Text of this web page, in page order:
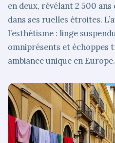
en deux, révélant 2 500 ans
dans ses ruelles étroites.
l’esthétisme : linge
omniprésents et échoppes
ambiance unique en Europe.